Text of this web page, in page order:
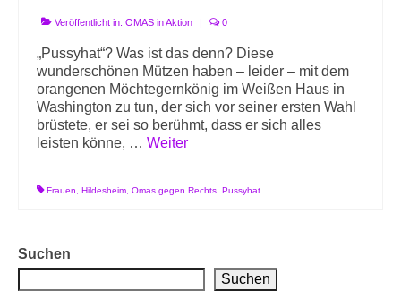
Veröffentlicht in: OMAS in Aktion | 0
„Pussyhat“? Was ist das denn? Diese
wunderschönen Mützen haben – leider – mit dem
orangenen Möchtegernkönig im Weißen Haus in
Washington zu tun, der sich vor seiner ersten Wahl
brüstete, er sei so berühmt, dass er sich alles
leisten könne, … Weiter
Frauen Hildesheim Omas gegen Rechts Pussyhat
Suchen
Suchen